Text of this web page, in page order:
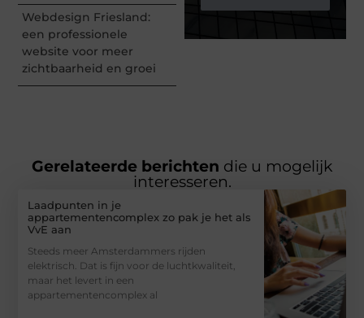
Webdesign Friesland:
een professionele
website voor meer
zichtbaarheid en groei
Gerelateerde berichten die u mogelijk
interesseren.
Laadpunten in je
appartementencomplex zo pak je het als
VvE aan
Steeds meer Amsterdammers rijden
elektrisch. Dat is fijn voor de luchtkwaliteit,
maar het levert in een
appartementencomplex al